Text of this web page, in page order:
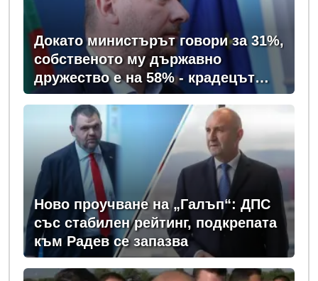
Докато министърът говори за 31%,
собственото му държавно
дружество е на 58% - крадецът
вика дръжте крадеца
Ново проучване на „Галъп“: ДПС
със стабилен рейтинг, подкрепата
към Радев се запазва